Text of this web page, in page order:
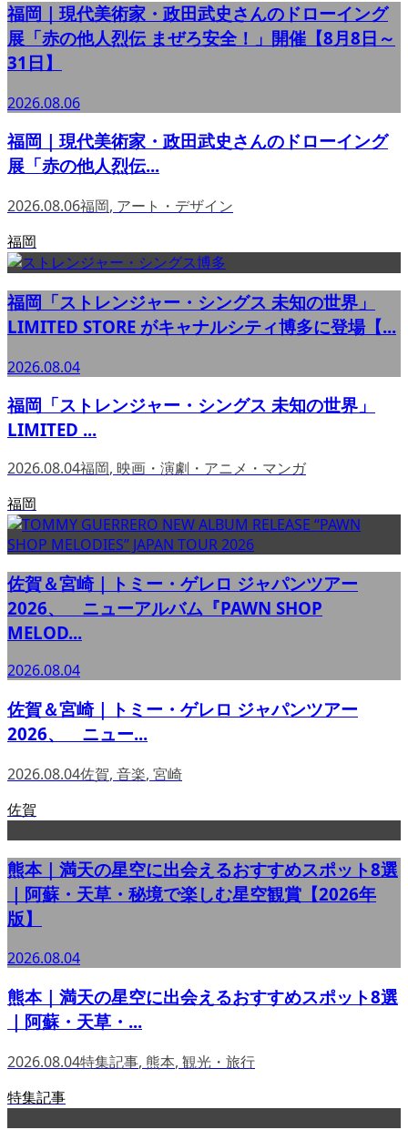
福岡｜現代美術家・政田武史さんのドローイング
展「赤の他人烈伝 まぜろ安全！」開催【8月8日～
31日】
2026.08.06
福岡｜現代美術家・政田武史さんのドローイング
展「赤の他人烈伝...
2026.08.06福岡, アート・デザイン
福岡
福岡「ストレンジャー・シングス 未知の世界」
LIMITED STORE がキャナルシティ博多に登場【...
2026.08.04
福岡「ストレンジャー・シングス 未知の世界」
LIMITED ...
2026.08.04福岡, 映画・演劇・アニメ・マンガ
福岡
佐賀＆宮崎｜トミー・ゲレロ ジャパンツアー
2026、 ニューアルバム『PAWN SHOP
MELOD...
2026.08.04
佐賀＆宮崎｜トミー・ゲレロ ジャパンツアー
2026、 ニュー...
2026.08.04佐賀, 音楽, 宮崎
佐賀
熊本｜満天の星空に出会えるおすすめスポット8選
｜阿蘇・天草・秘境で楽しむ星空観賞【2026年
版】
2026.08.04
熊本｜満天の星空に出会えるおすすめスポット8選
｜阿蘇・天草・...
2026.08.04特集記事, 熊本, 観光・旅行
特集記事